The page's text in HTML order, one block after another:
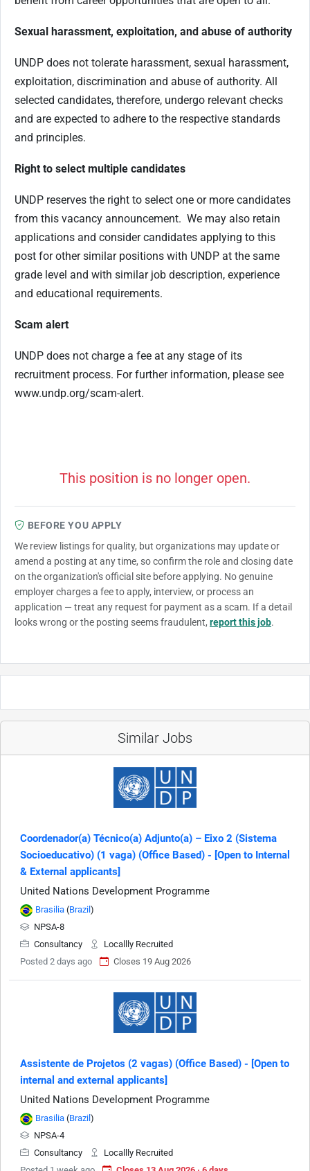
Sexual harassment, exploitation, and abuse of authority
UNDP does not tolerate harassment, sexual harassment,
exploitation, discrimination and abuse of authority. All
selected candidates, therefore, undergo relevant checks
and are expected to adhere to the respective standards
and principles.
Right to select multiple candidates
UNDP reserves the right to select one or more candidates
from this vacancy announcement. We may also retain
applications and consider candidates applying to this
post for other similar positions with UNDP at the same
grade level and with similar job description, experience
and educational requirements.
Scam alert
UNDP does not charge a fee at any stage of its
recruitment process. For further information, please see
www.undp.org/scam-alert.
This position is no longer open.
BEFORE YOU APPLY
We review listings for quality, but organizations may update or
amend a posting at any time, so confirm the role and closing date
on the organization's official site before applying. No genuine
employer charges a fee to apply, interview, or process an
application — treat any request for payment as a scam. If a detail
looks wrong or the posting seems fraudulent, report this job.
Similar Jobs
Coordenador(a) Técnico(a) Adjunto(a) – Eixo 2 (Sistema
Socioeducativo) (1 vaga) (Office Based) - [Open to Internal
& External applicants]
United Nations Development Programme
Brasilia (Brazil )
NPSA-8
Consultancy
Locallly Recruited
Posted 2 days ago
Closes 19 Aug 2026
Assistente de Projetos (2 vagas) (Office Based) - [Open to
internal and external applicants]
United Nations Development Programme
Brasilia (Brazil )
NPSA-4
Consultancy
Locallly Recruited